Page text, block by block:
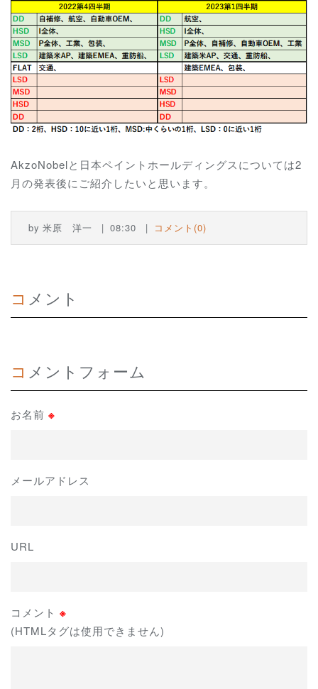
AkzoNobelと日本ペイントホールディングスについては2
月の発表後にご紹介したいと思います。
by 米原 洋一 08:30 コメント(0)
コメント
コメントフォーム
お名前 ※
メールアドレス
URL
コメント ※
(HTMLタグは使用できません)